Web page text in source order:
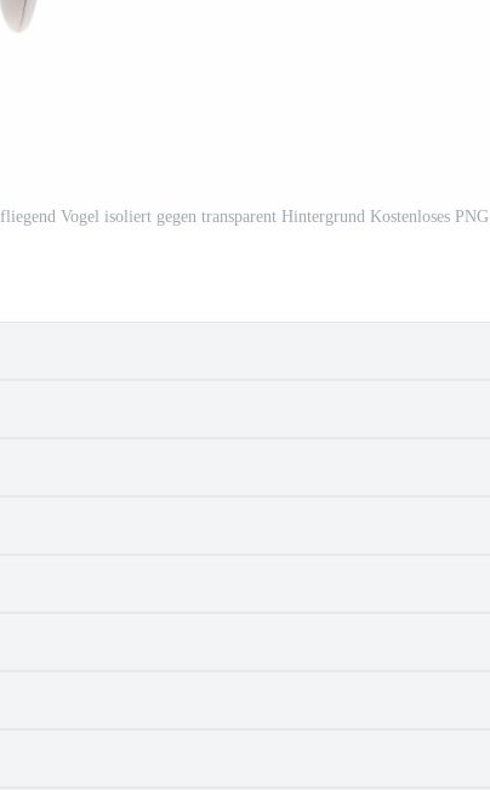
fliegend Vogel isoliert gegen transparent Hintergrund Kostenloses PNG